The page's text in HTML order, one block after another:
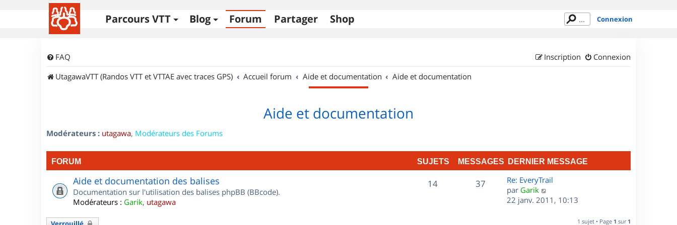
Parcours VTT Blog Forum Partager Shop Connexion
FAQ Connexion
Inscription
UtagawaVTT (Randos VTT et VTTAE avec traces GPS)
Accueil forum Aide et documentation Aide et documentation
Aide et documentation
Modérateurs : utagawa, Modérateurs des Forums
FORUM SUJETS MESSAGES DERNIER MESSAGE
Aide et documentation des balises
Documentation sur l'utilisation des balises phpBB (BBcode).
Modérateurs : Garik, utagawa
14S
37M
D
e
r
Re: EveryTrail
par Garik
o
22 janv. 2011, 10:13
1 sujet • Page 1 sur 1